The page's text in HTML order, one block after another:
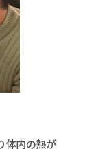
体内の熱が